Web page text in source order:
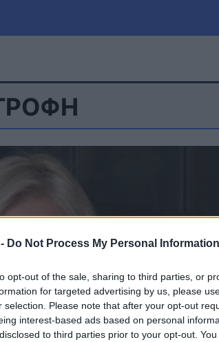
Do Not Process My Personal Information
opt-out of the sale, sharing to third parties, or
for targeted advertising by us, please
selection. Please note that after your opt-out
interest-based ads based on personal
to third parties prior to your opt-out.
Πολιτική
Καιρός